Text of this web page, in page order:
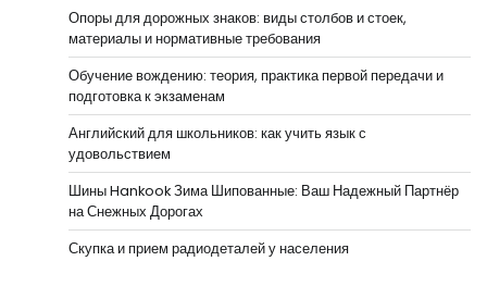
Опоры для дорожных знаков: виды столбов и стоек,
материалы и нормативные требования
Обучение вождению: теория, практика первой передачи и
подготовка к экзаменам
Английский для школьников: как учить язык с
удовольствием
Шины Hankook Зима Шипованные: Ваш Надежный Партнёр
на Снежных Дорогах
Скупка и прием радиодеталей у населения